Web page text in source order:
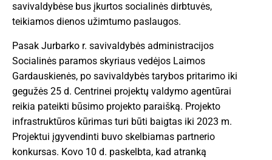
savivaldybėse bus įkurtos socialinės dirbtuvės,
teikiamos dienos užimtumo paslaugos.
Pasak Jurbarko r. savivaldybės administracijos
Socialinės paramos skyriaus vedėjos Laimos
Gardauskienės, po savivaldybės tarybos pritarimo iki
gegužės 25 d. Centrinei projektų valdymo agentūrai
reikia pateikti būsimo projekto paraišką. Projekto
infrastruktūros kūrimas turi būti baigtas iki 2023 m.
Projektui įgyvendinti buvo skelbiamas partnerio
konkursas. Kovo 10 d. paskelbta, kad atranką